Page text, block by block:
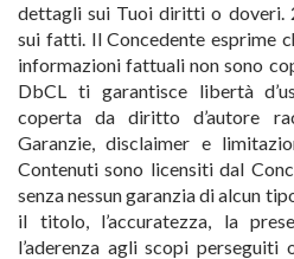
dettagli sui Tuoi diritti o doveri.
sui fatti. Il Concedente esprime
informazioni fattuali non sono
DbCL ti garantisce libertà
coperta da diritto d’autore
Garanzie, disclaimer e
Contenuti sono licensiti dal
senza nessun garanzia di alcun
il titolo, l’accuratezza, la
l’aderenza agli scopi